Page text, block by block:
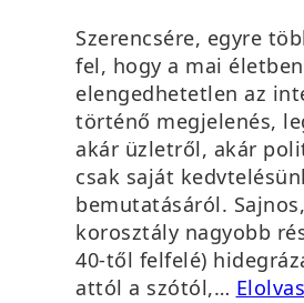
Szerencsére, egyre
fel, hogy a mai
elengedhetetlen az
történő megjelenés,
akár üzletről, akár
csak saját
bemutatásáról.
korosztály nagyobb
40-től felfelé)
attól a szótól,…